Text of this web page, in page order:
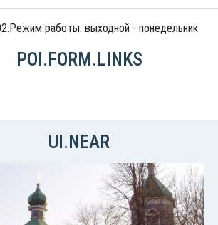
работы: выходной - понедельник
POI.FORM.LINKS
UI.NEAR